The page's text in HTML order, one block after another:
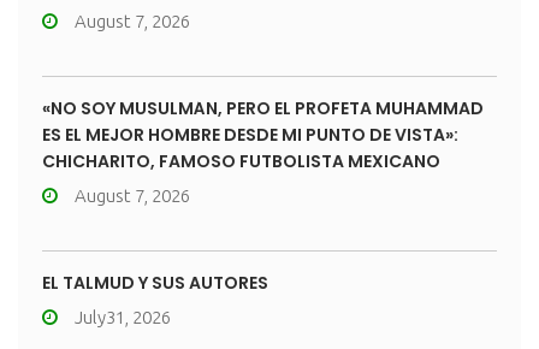
August 7, 2026
«NO SOY MUSULMÁN, PERO EL PROFETA MUHAMMAD
ES EL MEJOR HOMBRE DESDE MI PUNTO DE VISTA»:
CHICHARITO, FAMOSO FUTBOLISTA MEXICANO
August 7, 2026
EL TALMUD Y SUS AUTORES
July31, 2026